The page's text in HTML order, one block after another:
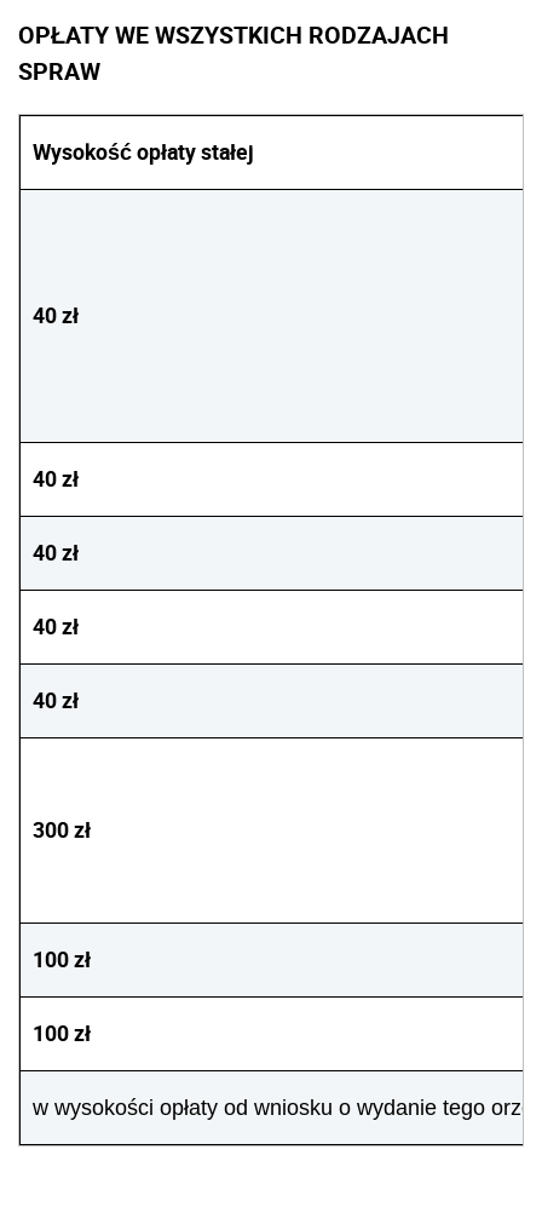
OPŁATY WE WSZYSTKICH RODZAJACH
SPRAW
Wysokość opłaty stałej
40 zł
40 zł
40 zł
40 zł
40 zł
300 zł
100 zł
100 zł
w wysokości opłaty od wniosku o wydanie tego